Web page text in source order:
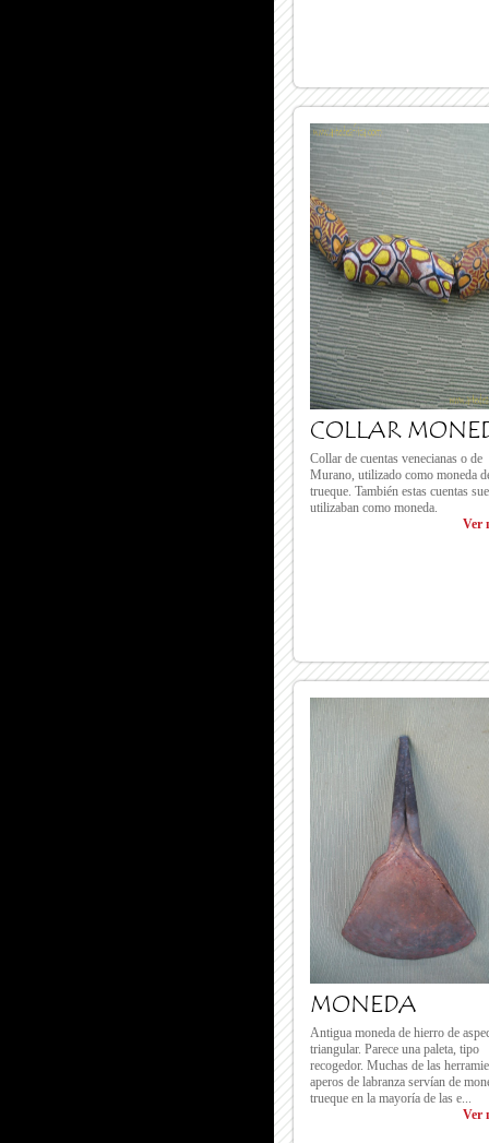
COLLAR
Collar de cuentas venecianas o de
Murano, utilizado como moneda
trueque. También estas cuentas
utilizaban como moneda.
Ver
MONEDA
Antigua moneda de hierro de
triangular. Parece una paleta, tipo
recogedor. Muchas de las
aperos de labranza servían de
trueque en la mayoría de las e...
Ver